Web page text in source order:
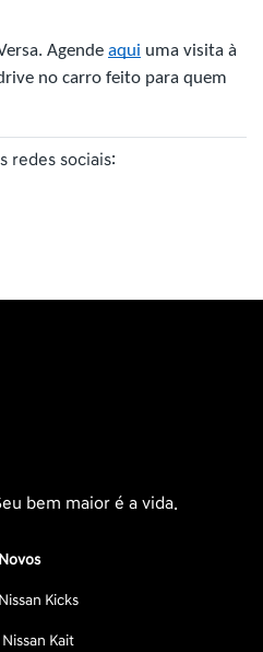
Agende aqui uma visita à
no carro feito para quem
redes sociais:
bem maior é a vida.
Novos
Kicks
Kait